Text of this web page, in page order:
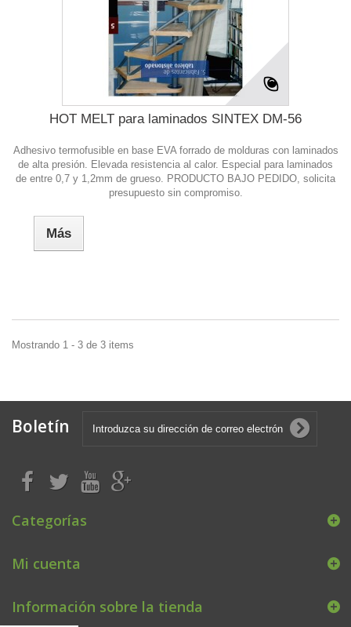
HOT MELT para laminados SINTEX DM-56
Adhesivo termofusible en base EVA forrado de molduras con laminados
de alta presión. Elevada resistencia al calor. Especial para laminados
de entre 0,7 y 1,2mm de grueso. PRODUCTO BAJO PEDIDO, solicita
presupuesto sin compromiso.
Más
Mostrando 1 - 3 de 3 items
Boletín
Categorías
Mi cuenta
Información sobre la tienda